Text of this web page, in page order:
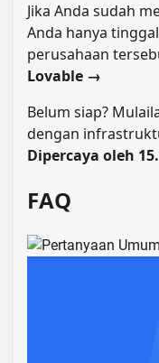
Jika Anda sudah
Anda hanya
perusahaan
Lovable →
Belum siap?
dengan
Dipercaya oleh
FAQ